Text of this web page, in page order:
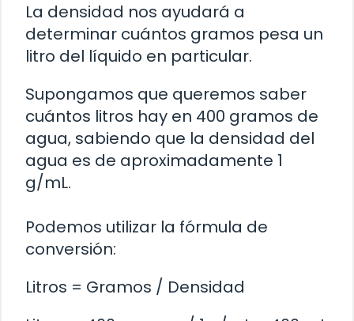
La densidad nos ayudará a
determinar cuántos gramos pesa un
litro del líquido en particular.
Supongamos que queremos saber
cuántos litros hay en 400 gramos de
agua, sabiendo que la densidad del
agua es de aproximadamente 1
g/mL.
Podemos utilizar la fórmula de
conversión:
Litros = Gramos / Densidad